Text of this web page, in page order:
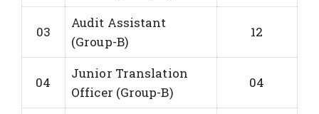
03
Audit Assistant
(Group-B)
12
04
Junior Translation
Officer (Group-B)
04